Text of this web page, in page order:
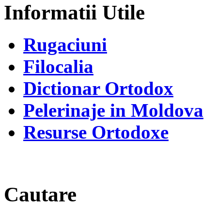
Informatii Utile
Rugaciuni
Filocalia
Dictionar Ortodox
Pelerinaje in Moldova
Resurse Ortodoxe
Cautare